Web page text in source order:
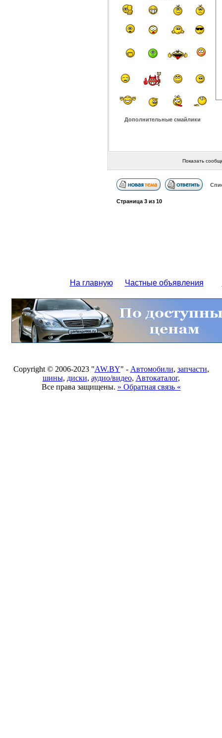
Дополнительные смайлики
Показать
Страница 3из 10
На главную Частные объявления
Copyright © 2006-2023 "AW.BY" - Автомобили, запчасти,
шины, диски, аудио/видео, Автокаталог,
Все права защищены. » Обратная связь «